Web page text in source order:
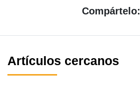
Compártelo:
Artículos cercanos